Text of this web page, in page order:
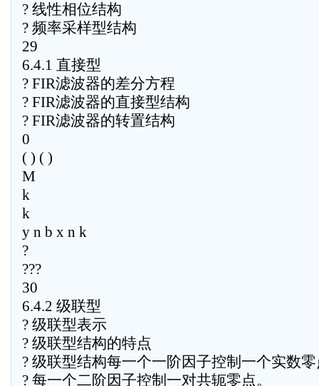
? 线性相位结构
? 频率采样型结构
29
6.4.1 直接型
? FIR滤波器的差分方程
? FIR滤波器的直接型结构
? FIR滤波器的转置结构
0
( ) ( )
M
k
k
y n b x n k
?
???
30
6.4.2 级联型
? 级联型表示
? 级联型结构的特点
? 级联型结构每一个一阶因子控制一个实数
? 每一个二阶因子控制一对共轭零点。